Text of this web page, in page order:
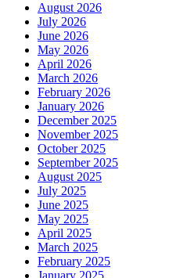
August 2026
July 2026
June 2026
May 2026
April 2026
March 2026
February 2026
January 2026
December 2025
November 2025
October 2025
September 2025
August 2025
July 2025
June 2025
May 2025
April 2025
March 2025
February 2025
January 2025